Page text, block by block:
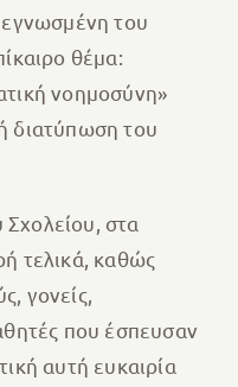
του
θέμα:
νοημοσύνη»
διατύπωση του
στα
τελικά, καθώς
γονείς,
που έσπευσαν
αυτή ευκαιρία